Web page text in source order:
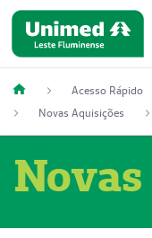
Acesso Rápido
Novas Aquisições